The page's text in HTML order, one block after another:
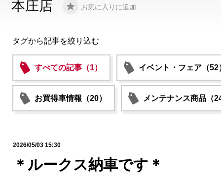
本庄店 お気に入りに追加
タグから記事を絞り込む
すべての記事（1） イベント・フェア（52
お買得車情報（20） メンテナンス商品（
2026/05/03 15:30
＊ルークス納車です＊